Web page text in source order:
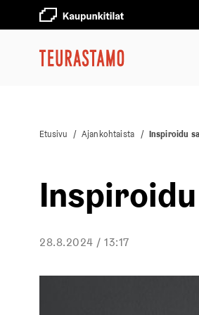
Etusivu / Ajankohtaista / Inspiroidu
28.8.2024 / 13:17